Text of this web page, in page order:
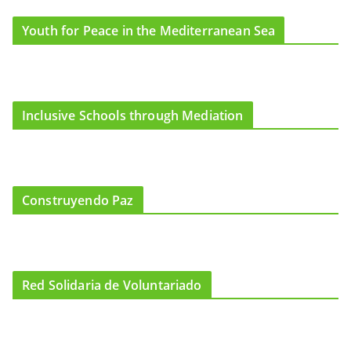
Youth for Peace in the Mediterranean Sea
Inclusive Schools through Mediation
Construyendo Paz
Red Solidaria de Voluntariado